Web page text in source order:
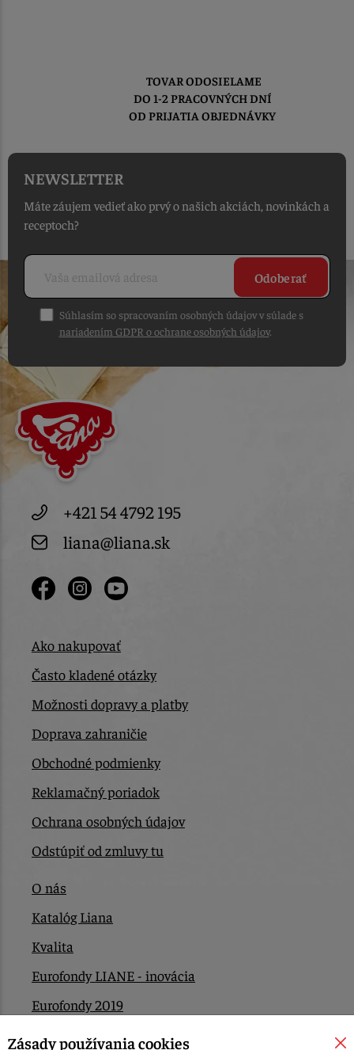
TOVAR ODOSIELAME
DO 1-2 PRACOVNÝCH DNÍ
OD PRIJATIA OBJEDNÁVKY
NEWSLETTER
Máte záujem vedieť ako prvý o našich akciách, novinkách a
receptoch?
Odoberať
Súhlasím so spracovaním osobných údajov v súlade s
nariadením GDPR o ochrane osobných údajov.
+421 54 4792 195
liana@liana.sk
Ako nakupovať
Často kladené otázky
Možnosti dopravy a platby
Doprava zahraničie
Obchodné podmienky
Reklamačný poriadok
Ochrana osobných údajov
Odstúpiť od zmluvy tu
O nás
Katalóg Liana
Kvalita
Eurofondy LIANE - inovácia
Eurofondy 2019
Eurofondy 2022/2023
Zásady používania cookies